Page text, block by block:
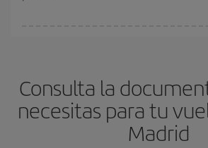
avión más baratos te saldrán. Además, si
las fechas y los horarios del viaje un poco
el precio más barato.
Consulta la
necesitas para tu
Madrid